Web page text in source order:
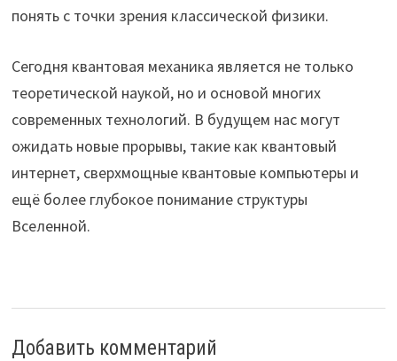
понять с точки зрения классической физики.
Сегодня квантовая механика является не только
теоретической наукой, но и основой многих
современных технологий. В будущем нас могут
ожидать новые прорывы, такие как квантовый
интернет, сверхмощные квантовые компьютеры и
ещё более глубокое понимание структуры
Вселенной.
Добавить комментарий